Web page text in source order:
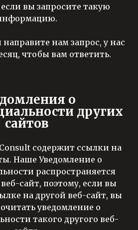
вы запросите такую
направите нам запрос, у нас
чтобы вам ответить.
о
других
сайтов
содержит ссылки на
Наше Уведомление о
распространяется
сайт, поэтому, если вы
на другой веб-сайт, вы
уведомление о
такого другого веб-